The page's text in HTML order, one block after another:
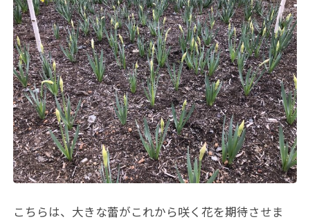
こちらは、大きな蕾がこれから咲く花を期待させま